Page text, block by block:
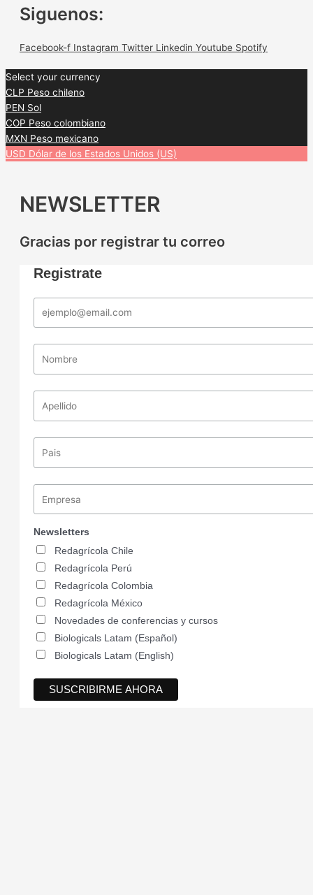
Siguenos:
Facebook-f Instagram Twitter Linkedin Youtube Spotify
Select your currency
CLP Peso chileno
PEN Sol
COP Peso colombiano
MXN Peso mexicano
USD Dólar de los Estados Unidos (US)
NEWSLETTER
Gracias por registrar tu correo
Registrate
Newsletters
Redagrícola Chile
Redagrícola Perú
Redagrícola Colombia
Redagrícola México
Novedades de conferencias y cursos
Biologicals Latam (Español)
Biologicals Latam (English)